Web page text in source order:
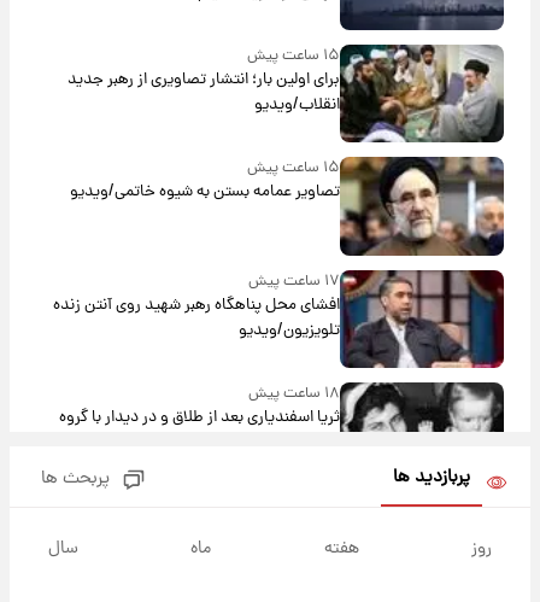
۱۵ ساعت پیش
برای اولین بار؛ انتشار تصاویری از رهبر جدید
انقلاب/ویدیو
۱۵ ساعت پیش
تصاویر عمامه بستن به شیوه خاتمی/ویدیو
۱۷ ساعت پیش
افشای محل پناهگاه‌ رهبر شهید روی آنتن زنده
تلویزیون/ویدیو
۱۸ ساعت پیش
ثریا اسفندیاری بعد از طلاق و در دیدار با گروه
پول به معشوقه با درآمد یوفا
پربازدید ها پربحث ها
روز هفته ماه سال